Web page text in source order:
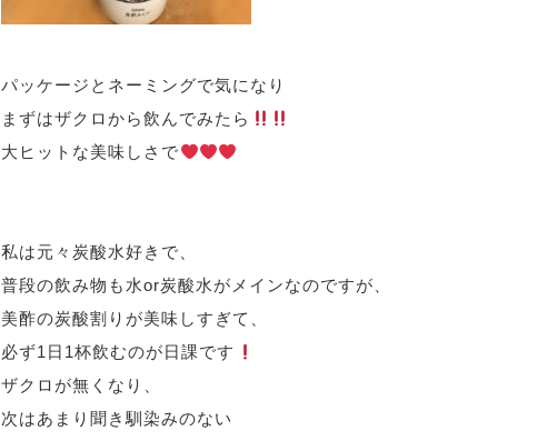
パッケージとネーミングで気になり
まずはザクロから飲んでみたら
大ヒットな美味しさで
私は元々炭酸水好きで、
普段の飲み物も水or炭酸水がメインなのですが、
美酢の炭酸割りが美味しすぎて、
必ず1 日 1杯飲むのが日課です
ザクロが無くなり、
次はあまり聞き馴染みのない